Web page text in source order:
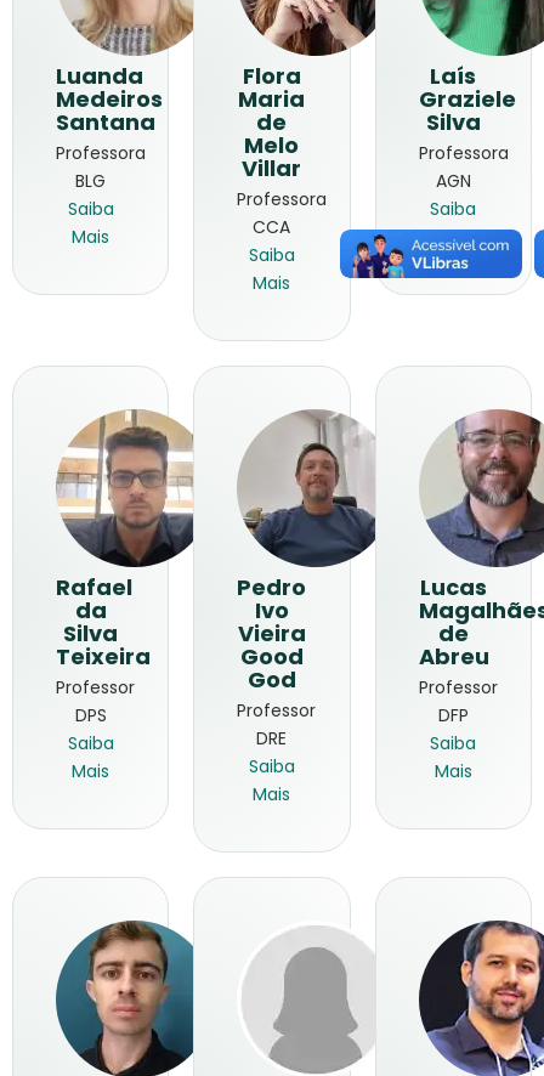
Luanda
Medeiros
Santana
Professora
BLG
Saiba
Mais
Flora
Maria
de
Melo
Villar
Professora
CCA
Saiba
Mais
Laís
Graziele
Silva
Professora
AGN
Saiba
Mais
Rafael
da
Silva
Teixeira
Professor
DPS
Saiba
Mais
Pedro
Ivo
Vieira
Good
God
Professor
DRE
Saiba
Mais
Lucas
de
Abreu
Professor
DFP
Saiba
Mais